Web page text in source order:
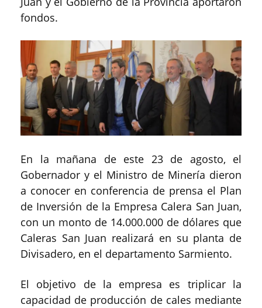
fondos.
En la mañana de este 23 de agosto, el
Gobernador y el Ministro de Minería dieron
a conocer en conferencia de prensa el Plan
de Inversión de la Empresa Calera San Juan,
con un monto de 14.000.000 de dólares que
Caleras San Juan realizará en su planta de
Divisadero, en el departamento Sarmiento.
El objetivo de la empresa es triplicar la
capacidad de producción de cales mediante